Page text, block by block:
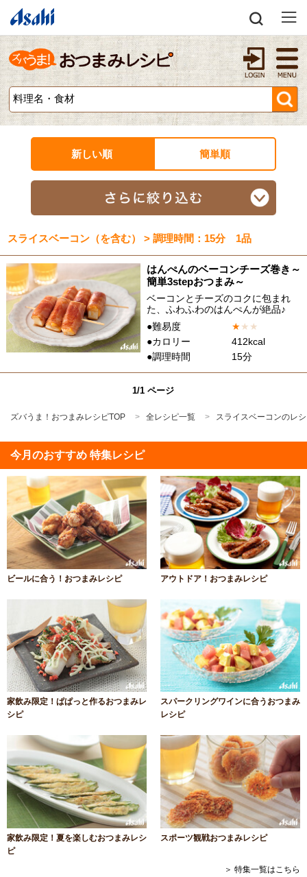
新しい順 簡単順
スライスベーコン（を含む） > 調理時間：15分 1品
はんぺんのベーコンチーズ巻き～
簡単3stepおつまみ～
ベーコンとチーズのコクに包まれ
た、ふわふわのはんぺんが絶品♪
●難易度
★★ ★
●カロリー
412kcal
●調理時間
15分
1/1 ページ
ズバうま！おつまみレシピTOP 全レシピ一覧 スライスベーコンのレ
今月のおすすめ 特集レシピ
ビールに合う！おつまみレシピ アウトドア！おつまみレシピ
家飲み限定！ぱぱっと作るおつまみレ
シピ
スパークリングワインに合うおつまみ
レシピ
家飲み限定！夏を楽しむおつまみレシ
ピ
スポーツ観戦おつまみレシピ
＞ 特集一覧はこちら